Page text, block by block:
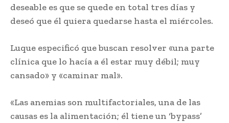
deseable es que se quede en total tres días y
deseó que él quiera quedarse hasta el miércoles.
Luque especificó que buscan resolver «una parte
clínica que lo hacía a él estar muy débil; muy
cansado» y «caminar mal».
«Las anemias son multifactoriales, una de las
causas es la alimentación; él tiene un ‘bypass’